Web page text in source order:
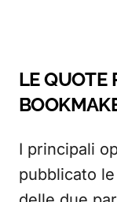
LE QUOTE
I principali
pubblicato